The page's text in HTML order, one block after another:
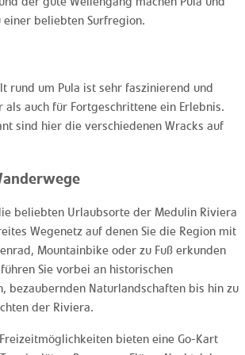
einer beliebten Surfregion.
rund um Pula ist sehr faszinierend und
auch für Fortgeschrittene ein Erlebnis.
sind hier die verschiedenen Wracks auf
beliebten Urlaubsorte der Medulin Riviera
Wegenetz auf denen Sie die Region mit
Mountainbike oder zu Fuß erkunden
Sie vorbei an historischen
bezaubernden Naturlandschaften bis hin zu
der Riviera.
bieten eine Go-Kart